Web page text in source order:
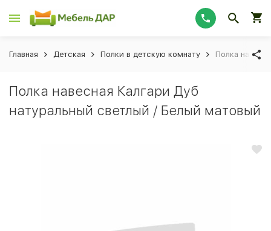
Главная Детская Полки в детскую комнату Полка
Полка навесная Калгари Дуб
натуральный светлый / Белый матовый